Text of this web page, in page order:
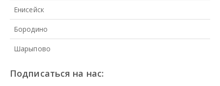
Енисейск
Бородино
Шарыпово
Подписаться на нас: